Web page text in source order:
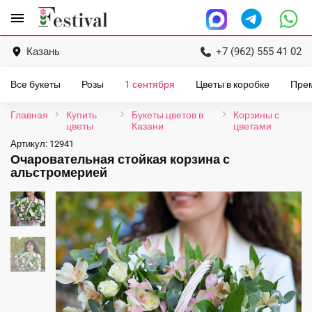
menu
Перейти
содержанию
Казань +7 (962) 555 41 02
Все букеты Розы 1 сентября Цветы в коробке
Главная
Купить
цветы
Букеты цветов в
Казани
Корзины с
цветами
Артикул: 12941
Очаровательная стойкая корзина с
альстромерией